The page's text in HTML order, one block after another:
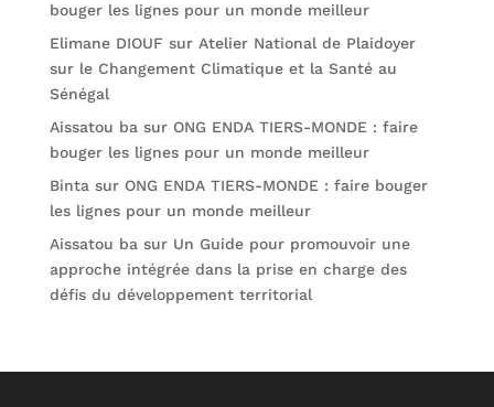
bouger les lignes pour un monde meilleur
Elimane DIOUF sur Atelier National de Plaidoyer
sur le Changement Climatique et la Santé au
Sénégal
Aissatou ba sur ONG ENDA TIERS-MONDE : faire
bouger les lignes pour un monde meilleur
Binta sur ONG ENDA TIERS-MONDE : faire bouger
les lignes pour un monde meilleur
Aissatou ba sur Un Guide pour promouvoir une
approche intégrée dans la prise en charge des
défis du développement territorial